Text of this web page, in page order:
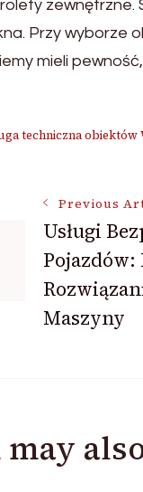
Przy wyborze
mieli
techniczna obiektów
Previous
Usługi
Maszyny
may